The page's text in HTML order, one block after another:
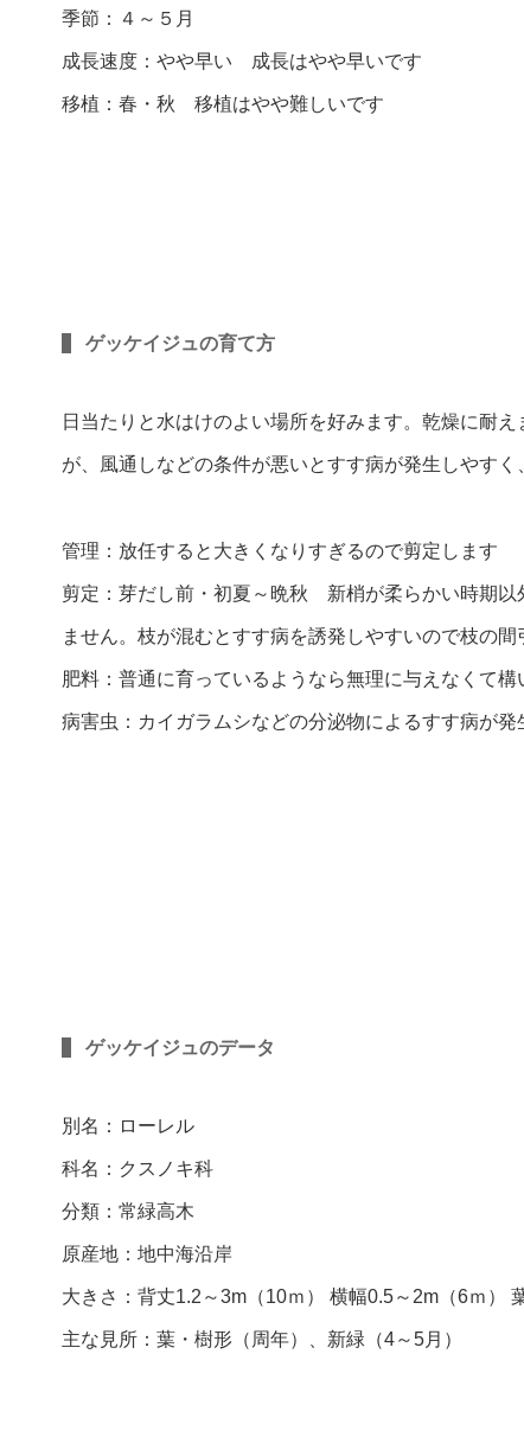
季節：４～５月
成長速度：やや早い 成長はやや早いです
移植：春・秋 移植はやや難しいです
ゲッケイジュの育て方
日当たりと水はけのよい場所を好みます。乾燥に耐
が、風通しなどの条件が悪いとすす病が発生しやす
管理：放任すると大きくなりすぎるので剪定します
剪定：芽だし前・初夏～晩秋 新梢が柔らかい時期以
ません。枝が混むとすす病を誘発しやすいので枝の
肥料：普通に育っているようなら無理に与えなくて
病害虫：カイガラムシなどの分泌物によるすす病が
ゲッケイジュのデータ
別名：ローレル
科名：クスノキ科
分類：常緑高木
原産地：地中海沿岸
大きさ：背丈1.2～3m（10ｍ） 横幅0.5～2m（6ｍ）
主な見所：葉・樹形（周年）、新緑（4～5月）